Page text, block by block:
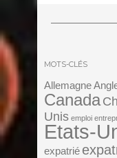
MOTS-CLÉS
Allemagne
Canada
Unis emploi
Etats-
expatrié